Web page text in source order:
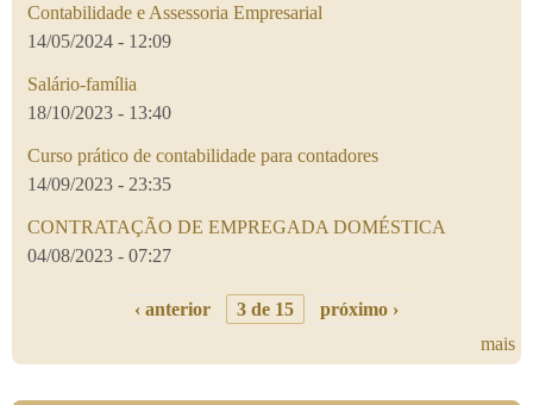
Contabilidade e Assessoria Empresarial
14/05/2024 - 12:09
Salário-família
18/10/2023 - 13:40
Curso prático de contabilidade para contadores
14/09/2023 - 23:35
CONTRATAÇÃO DE EMPREGADA DOMÉSTICA
04/08/2023 - 07:27
‹ anterior 3 de 15
próximo ›
mais